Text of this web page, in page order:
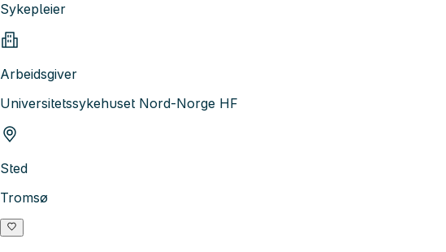
Sykepleier
Arbeidsgiver
Universitetssykehuset Nord-Norge HF
Sted
Tromsø